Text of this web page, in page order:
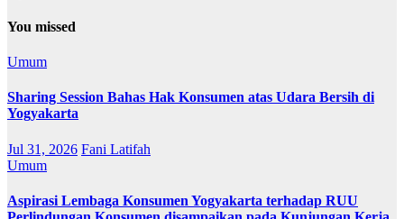
You missed
Umum
Sharing Session Bahas Hak Konsumen atas Udara Bersih di
Yogyakarta
Jul 31, 2026 Fani Latifah
Umum
Aspirasi Lembaga Konsumen Yogyakarta terhadap RUU